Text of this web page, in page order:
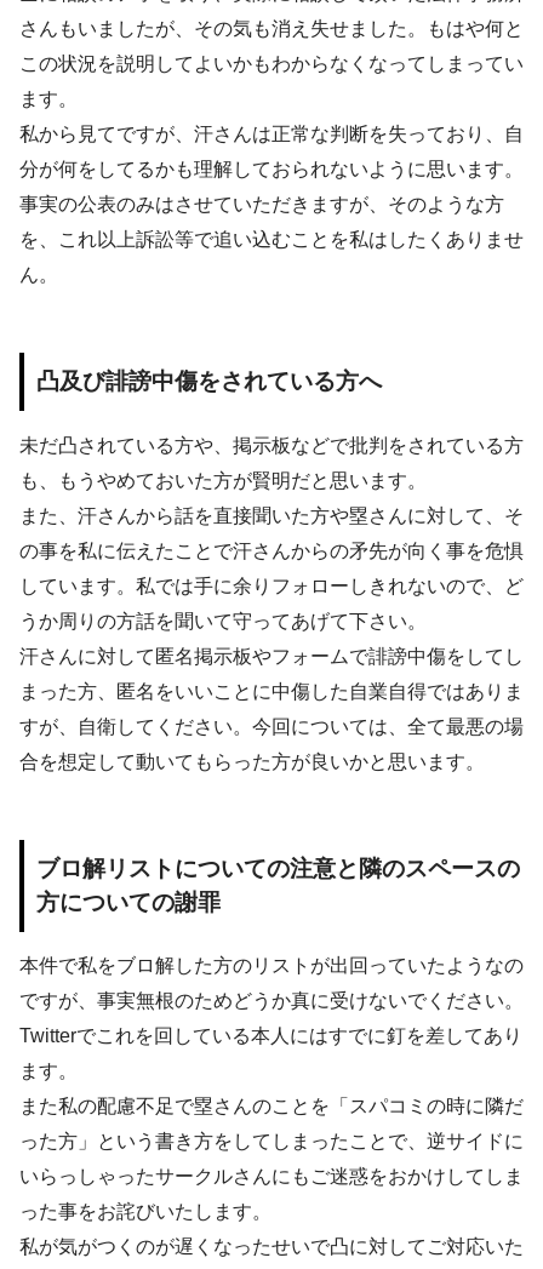
さんもいましたが、その気も消え失せました。もはや何と
この状況を説明してよいかもわからなくなってしまってい
ます。
私から見てですが、汗さんは正常な判断を失っており、自
分が何をしてるかも理解しておられないように思います。
事実の公表のみはさせていただきますが、そのような方
を、これ以上訴訟等で追い込むことを私はしたくありませ
ん。
凸及び誹謗中傷をされている方へ
未だ凸されている方や、掲示板などで批判をされている方
も、もうやめておいた方が賢明だと思います。
また、汗さんから話を直接聞いた方や塁さんに対して、そ
の事を私に伝えたことで汗さんからの矛先が向く事を危惧
しています。私では手に余りフォローしきれないので、ど
うか周りの方話を聞いて守ってあげて下さい。
汗さんに対して匿名掲示板やフォームで誹謗中傷をしてし
まった方、匿名をいいことに中傷した自業自得ではありま
すが、自衛してください。今回については、全て最悪の場
合を想定して動いてもらった方が良いかと思います。
ブロ解リストについての注意と隣のスペースの
方についての謝罪
本件で私をブロ解した方のリストが出回っていたようなの
ですが、事実無根のためどうか真に受けないでください。
Twitterでこれを回している本人にはすでに釘を差してあり
ます。
また私の配慮不足で塁さんのことを「スパコミの時に隣だ
った方」という書き方をしてしまったことで、逆サイドに
いらっしゃったサークルさんにもご迷惑をおかけしてしま
った事をお詫びいたします。
私が気がつくのが遅くなったせいで凸に対してご対応いた